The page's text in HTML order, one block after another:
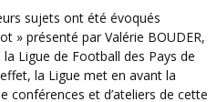
» présenté par Valérie BOUDER,
Ligue de Football des Pays de
la Ligue met en avant la
conférences et d’ateliers de cette